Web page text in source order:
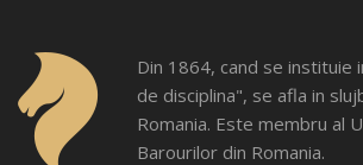
Din 1864, cand se instituie
de disciplina", se afla in
Romania. Este membru al
Barourilor din Romania.